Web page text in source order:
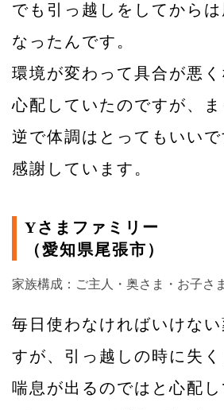
でも引っ越しをしてからは
なったんです。
環境が変わって具合が悪
心配していたのですが、
逆で体調はとってもいいで
感謝しています。
Yさまファミリー
（愛知県尾張市）
家族構成：ご主人・奥さま・お子さ
毎日使わなければいけな
すが、引っ越しの時に失く
喘息が出るのではと心配